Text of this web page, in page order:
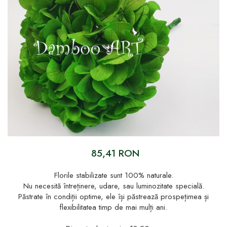
85,41 RON
Florile stabilizate sunt 100% naturale.
Nu necesită întreținere, udare, sau luminozitate specială.
Păstrate în condiții optime, ele își păstrează prospețimea și
flexibilitatea timp de mai mulți ani.